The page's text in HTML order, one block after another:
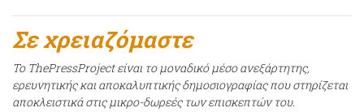
Σε χρειαζόμαστε
Το ThePressProject είναι το μοναδικό μέσο ανεξάρτητης,
ερευνητικής και αποκαλυπτικής δημοσιογραφίας που στηρίζεται
αποκλειστικά στις μικρο-δωρεές των επισκεπτών του.